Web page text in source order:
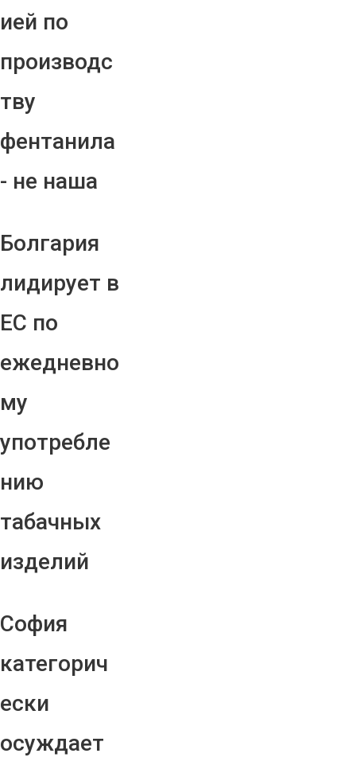
ией по
производс
тву
фентанила
- не наша
Болгария
лидирует в
ЕС по
ежедневно
му
употребле
нию
табачных
изделий
София
категорич
ески
осуждает